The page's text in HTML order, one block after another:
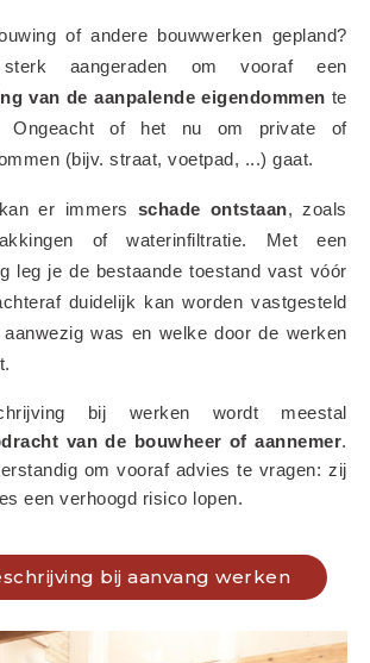
of andere bouwwerken gepland?
van de aanpalende eigendommen te
Ongeacht of het nu om private of
(bijv. straat, voetpad, ...) gaat.
er immers schade ontstaan, zoals
of waterinfiltratie. Met een
leg je de bestaande toestand vast vóór
duidelijk kan worden vastgesteld
was en welke door de werken
van de bouwheer of aannemer.
om vooraf advies te vragen: zij
een verhoogd risico lopen.
bij aanvang werken